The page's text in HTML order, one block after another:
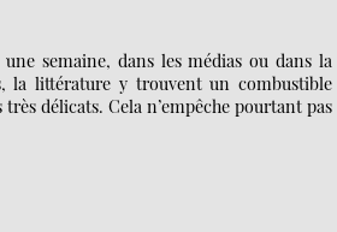
semaine, dans les médias ou dans la
la littérature y trouvent un combustible
délicats. Cela n’empêche pourtant pas